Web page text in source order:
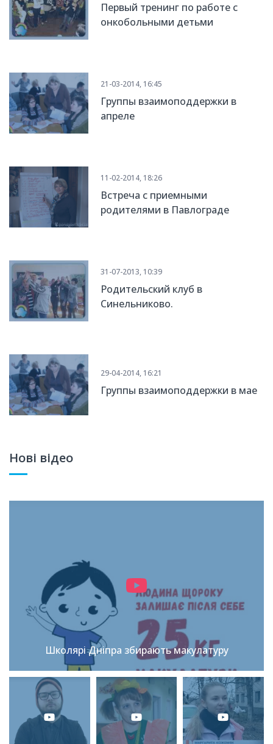
Первый тренинг по работе с
онкобольными детьми
21-03-2014, 16:45
Группы взаимоподдержки в
апреле
11-02-2014, 18:26
Встреча с приемными
родителями в Павлограде
31-07-2013, 10:39
Родительский клуб в
Синельниково.
29-04-2014, 16:21
Группы взаимоподдержки в мае
Нові відео
Школярі Дніпра збирають макулатуру